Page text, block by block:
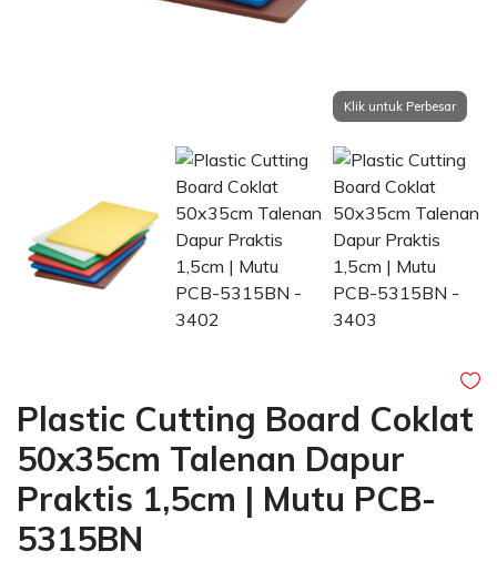
Plastic Cutting Board Coklat
50x35cm Talenan Dapur
Praktis 1,5cm | Mutu PCB-
5315BN